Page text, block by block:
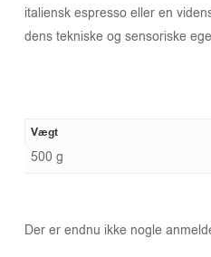
italiensk espresso eller en
dens tekniske og sensoriske
Vægt
500 g
Der er endnu ikke nogle